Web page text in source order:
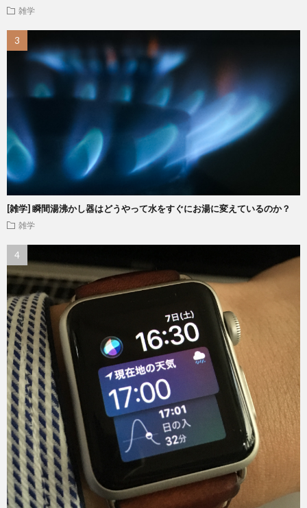
雑学
[雑学] 瞬間湯沸かし器はどうやって水をすぐにお湯に変えているのか？
雑学